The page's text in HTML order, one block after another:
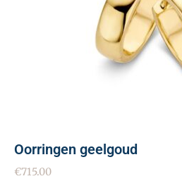
Oorringen geelgoud
€715.00